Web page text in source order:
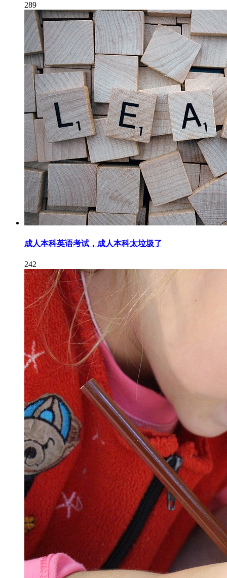
289
成人本科英语考试，成人本科太垃圾了
242